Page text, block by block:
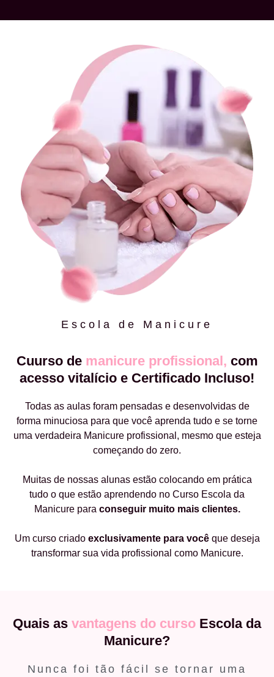
Escola de Manicure
Cuurso de manicure profissional, com
acesso vitalício e Certificado Incluso!
Todas as aulas foram pensadas e desenvolvidas de
forma minuciosa para que você aprenda tudo e se torne
uma verdadeira Manicure profissional, mesmo que esteja
começando do zero.
Muitas de nossas alunas estão colocando em prática
tudo o que estão aprendendo no Curso Escola da
Manicure para conseguir muito mais clientes.
Um curso criado exclusivamente para vocêque deseja
transformar sua vida profissional como Manicure.
Quais as vantagens do curso Escola da
Manicure?
Nunca foi tão fácil se tornar uma